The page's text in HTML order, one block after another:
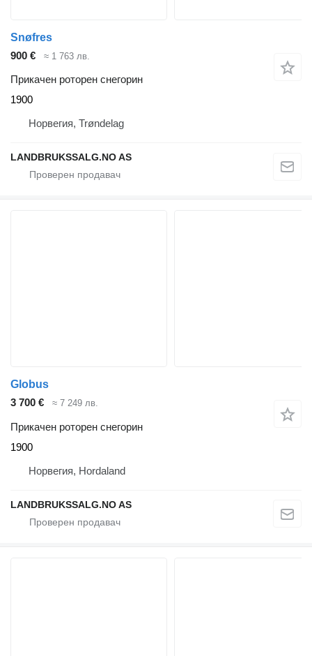
Snøfres
900 €
≈ 1 763 лв.
Прикачен роторен снегорин
1900
Норвегия, Trøndelag
LANDBRUKSSALG.NO AS
Globus
3 700 €
≈ 7 249 лв.
Прикачен роторен снегорин
1900
Норвегия, Hordaland
LANDBRUKSSALG.NO AS